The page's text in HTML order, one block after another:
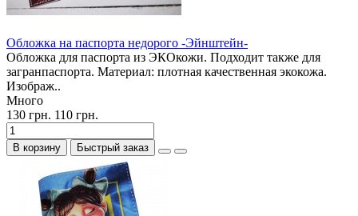
Обложка на паспорта недорого -Эйнштейн-
Обложка для паспорта из ЭКОкожи. Подходит также для
загранпаспорта. Материал: плотная качественная экокожа.
Изображ..
Много
130 грн. 110 грн.
В корзину Быстрый заказ